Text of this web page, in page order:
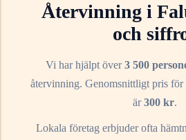
Återvinning i
och
Vi har hjälpt över3 500
återvinning. Genomsnittligt pris
är300 kr.
Lokala företag erbjuder ofta